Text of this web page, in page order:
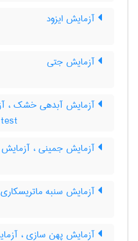
آزمایش ایزود
آزمایش جتی
آزمایش آبدهی خشک ،
آزمایش جمینی ،
آزمایش سنبه ماتریسکاری
آزمایش پهن سازی ،